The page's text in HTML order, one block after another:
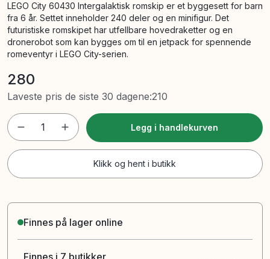
LEGO City 60430 Intergalaktisk romskip er et byggesett for barn
fra 6 år. Settet inneholder 240 deler og en minifigur. Det
futuristiske romskipet har utfellbare hovedraketter og en
dronerobot som kan bygges om til en jetpack for spennende
romeventyr i LEGO City-serien.
280
Laveste pris de siste 30 dagene:210
1 Legg i handlekurven
Klikk og hent i butikk
Finnes på lager online
Finnes i 7 butikker